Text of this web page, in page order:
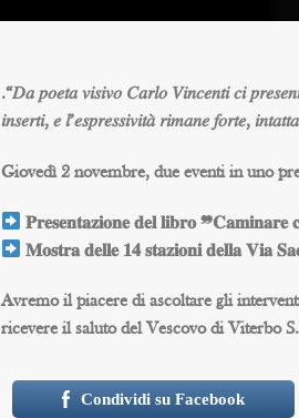
.“𝐷𝑎 𝑝𝑜𝑒𝑡𝑎 𝑣𝑖𝑠𝑖𝑣𝑜 𝐶𝑎𝑟𝑙𝑜 𝑉𝑖𝑛𝑐𝑒𝑛𝑡𝑖 𝑐𝑖
𝑖𝑛𝑠𝑒𝑟𝑡𝑖, 𝑒 𝑙’𝑒𝑠𝑝𝑟𝑒𝑠𝑠𝑖𝑣𝑖𝑡𝑎̀ 𝑟𝑖𝑚𝑎𝑛𝑒 𝑓𝑜𝑟𝑡𝑒,
Giovedì 2 novembre, due eventi in uno
𝐏𝐫𝐞𝐬𝐞𝐧𝐭𝐚𝐳𝐢𝐨𝐧𝐞 𝐝𝐞𝐥 𝐥𝐢𝐛𝐫𝐨 ❞𝐂𝐚𝐦𝐢𝐧𝐚𝐫𝐞
𝐌𝐨𝐬𝐭𝐫𝐚 𝐝𝐞𝐥𝐥𝐞 𝟏𝟒 𝐬𝐭𝐚𝐳𝐢𝐨𝐧𝐢 𝐝𝐞𝐥𝐥𝐚 𝐕𝐢𝐚
Avremo il piacere di ascoltare gli
ricevere il saluto del Vescovo di Viterbo
Condividi su Facebook